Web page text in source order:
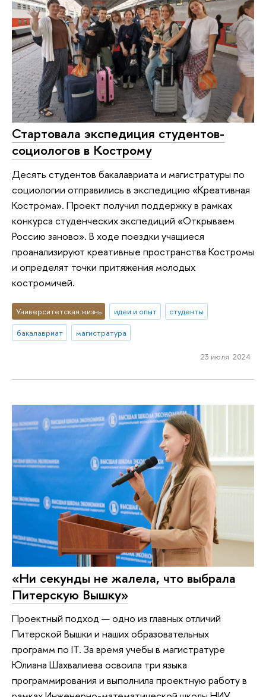
Стартовала экспедиция студентов-
социологов в Кострому
Десять студентов бакалавриата и магистратуры по
социологии отправились в экспедицию «Креативная
Кострома». Проект получил поддержку в рамках
конкурса студенческих экспедиций «Открываем
Россию заново». В ходе поездки учащиеся
проанализируют креативные пространства Костромы
и определят точки притяжения молодых
костромичей.
Университетская жизнь идеи и опыт
студенты
бакалавриат
магистратура
23 июля 2024
«Ни секунды не жалела, что выбрала
Питерскую Вышку»
Проектный подход — одно из главных отличий
Питерской Вышки и наших образовательных
программ по IT. За время учебы в магистратуре
Юлиана Шахвалиева освоила три языка
программирования и выполнила проектную работу в